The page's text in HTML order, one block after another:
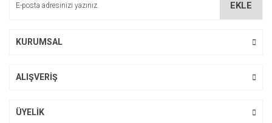
EKLE
KURUMSAL
ALIŞVERİŞ
ÜYELİK